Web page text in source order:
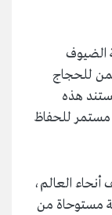
الضيوف
للحجاج
هذه
للحفاظ
العالم،
مستوحاة من